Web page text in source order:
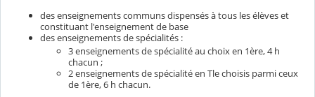
des enseignements communs dispensés à tous les élèves et
constituant l'enseignement de base
des enseignements de spécialités :
3 enseignements de spécialité au choix en 1ère, 4 h
chacun ;
2 enseignements de spécialité en Tle choisis parmi ceux
de 1ère, 6 h chacun.